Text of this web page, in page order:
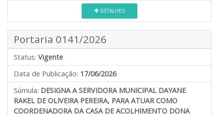
DETALHES
Portaria 0141/2026
Status: Vigente
Data de Publicação: 17/06/2026
Súmula: DESIGNA A SERVIDORA MUNICIPAL DAYANE
RAKEL DE OLIVEIRA PEREIRA, PARA ATUAR COMO
COORDENADORA DA CASA DE ACOLHIMENTO DONA